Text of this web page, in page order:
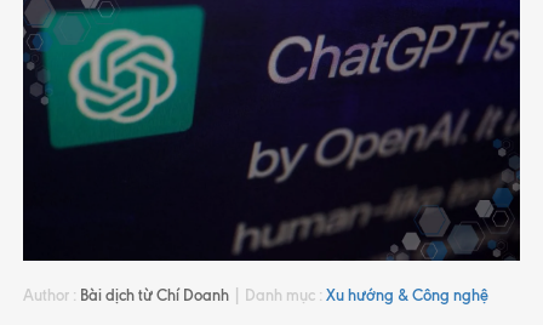
Author : Bài dịch từ Chí Doanh| Danh mục : Xu hướng & Công nghệ